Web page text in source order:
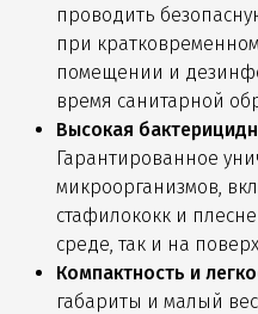
проводить
при
помещении и
время санитарной
Высокая
Гарантированное
микроорганизмов,
стафилококк и
среде, так и на
Компактность и
габариты и малый